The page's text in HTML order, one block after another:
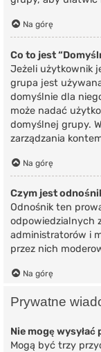
Na górę
Co to jest
Jeżeli użytkownik
grupa jest
domyślnie dla
może nadać
domyślnej grupy.
zarządzania
Na górę
Czym jest
Odnośnik ten
odpowiedzialnych
administratorów i
przez nich
Na górę
Prywatne
Nie mogę
Mogą być trzy